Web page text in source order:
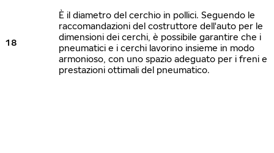
18
È il diametro del cerchio in pollici. Seguendo le
raccomandazioni del costruttore dell'auto per le
dimensioni dei cerchi, è possibile garantire che i
pneumatici e i cerchi lavorino insieme in modo
armonioso, con uno spazio adeguato per i freni e
prestazioni ottimali del pneumatico.